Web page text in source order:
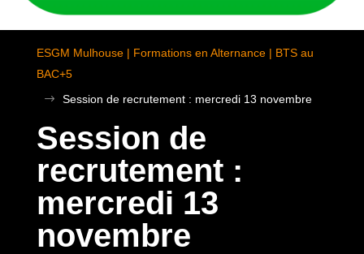
ESGM Mulhouse | Formations en Alternance | BTS au
BAC+5
$
Session de recrutement : mercredi 13 novembre
Session de
recrutement :
mercredi 13
novembre